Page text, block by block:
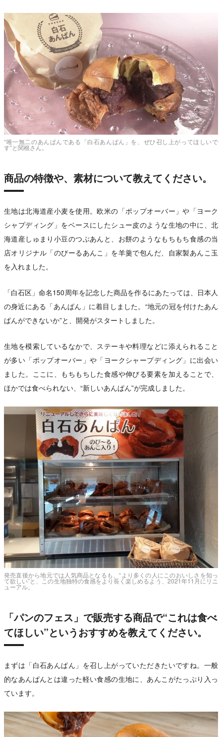
“唯一無二のあんぱんである「白石あんぱん」を、ぜひ召し上がってほしいで
す”と関根さん。
商品の特徴や、素材について教えてください。
生地は北海道産小麦を使用。欧米の「ポップオーバー」や「ヨーク
シャプディング」をベースにしたシュー皮のような生地の中に、北
海道産しゅまり小豆のつぶあんと、お餅のようなもちもち食感の当
店オリジナル「のびーるあんこ」を羊羹で包んだ、自家製あんこ玉
を入れました。
「白石区」命名150周年を記念した商品を作るにあたっては、日本人
の身近にある「あんぱん」に着目しました。“地元の冠を付けたあん
ぱんができないか”と、開発がスタートしました。
生地を模索しているなかで、ステーキや料理などに添えられること
が多い「ポップオーバー」や「ヨークシャープディング」に出会い
ました。ここに、もちもちした食感や伸びる要素を加えることで、
ほかでは食べられない、“新しいあんぱん”が完成しました。
発売直後から地元では人気商品となるも、“より多くの人にこのおいしさを知っ
て欲しい”と、この生地独特の食感をより長く楽しめるよう、2021年11月にリニ
ューアル。
「パンのフェス」で販売する商品で“これは食べ
てほしい”というおすすめを教えてください。
まずは「白石あんぱん」を召し上がっていただきたいですね。一般
的なあんぱんとは違った軽い食感の生地に、あんこがたっぷり入っ
ています。